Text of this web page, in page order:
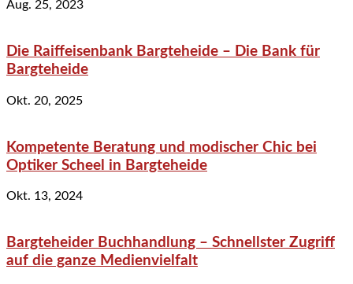
Aug. 25, 2023
Die Raiffeisenbank Bargteheide – Die Bank für
Bargteheide
Okt. 20, 2025
Kompetente Beratung und modischer Chic bei
Optiker Scheel in Bargteheide
Okt. 13, 2024
Bargteheider Buchhandlung – Schnellster Zugriff
auf die ganze Medienvielfalt